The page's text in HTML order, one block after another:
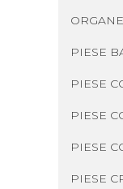
PIESE
PIESE
PIESE
PIESE
PIESE